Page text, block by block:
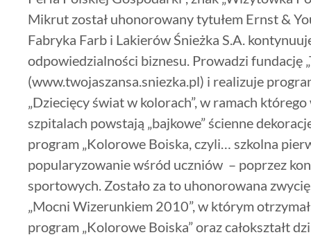
Mikrut został uhonorowany tytułem Ernst &
Fabryka Farb i Lakierów Śnieżka S.A.
odpowiedzialności biznesu. Prowadzi fundację
(www.twojaszansa.sniezka.pl) i realizuje
„Dziecięcy świat w kolorach”, w ramach
szpitalach powstają „bajkowe” ścienne
program „Kolorowe Boiska, czyli… szkolna
popularyzowanie wśród uczniów – poprzez
sportowych. Zostało za to uhonorowana
„Mocni Wizerunkiem 2010”, w którym
program „Kolorowe Boiska” oraz całokształt